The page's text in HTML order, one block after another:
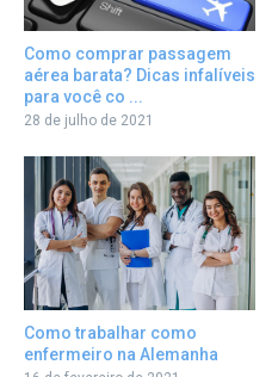
Como comprar passagem
aérea barata? Dicas infalíveis
para você co ...
28 de julho de 2021
Como trabalhar como
enfermeiro na Alemanha